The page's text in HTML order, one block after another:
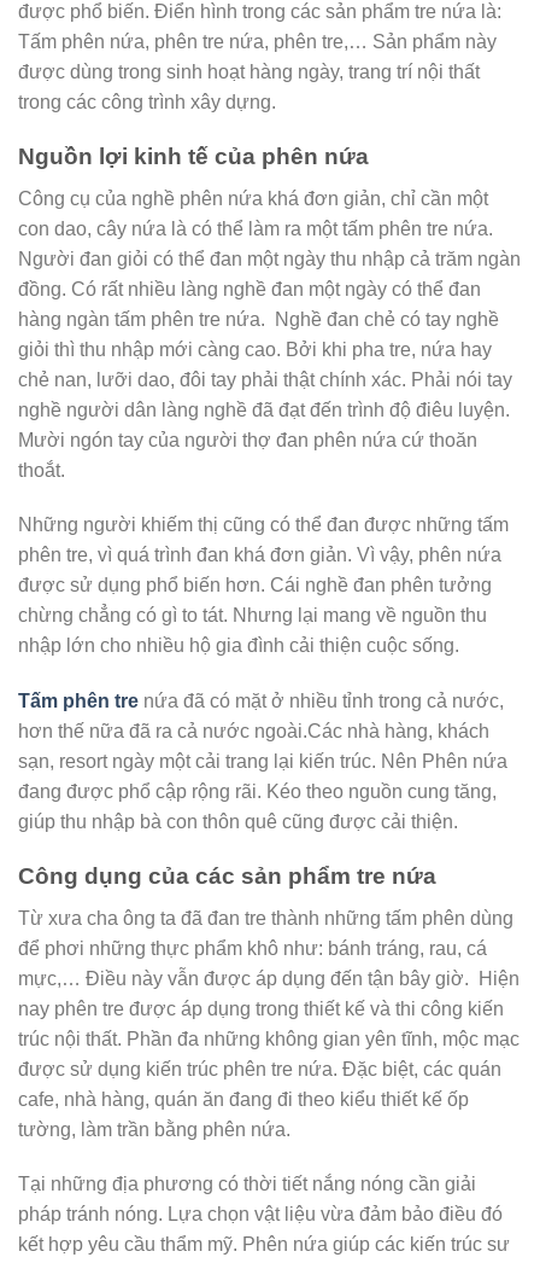
được phổ biến. Điển hình trong các sản phẩm tre nứa là:
Tấm phên nứa, phên tre nứa, phên tre,… Sản phẩm này
được dùng trong sinh hoạt hàng ngày, trang trí nội thất
trong các công trình xây dựng.
Nguồn lợi kinh tế của phên nứa
Công cụ của nghề phên nứa khá đơn giản, chỉ cần một
con dao, cây nứa là có thể làm ra một tấm phên tre nứa.
Người đan giỏi có thể đan một ngày thu nhập cả trăm ngàn
đồng. Có rất nhiều làng nghề đan một ngày có thể đan
hàng ngàn tấm phên tre nứa. Nghề đan chẻ có tay nghề
giỏi thì thu nhập mới càng cao. Bởi khi pha tre, nứa hay
chẻ nan, lưỡi dao, đôi tay phải thật chính xác. Phải nói tay
nghề người dân làng nghề đã đạt đến trình độ điêu luyện.
Mười ngón tay của người thợ đan phên nứa cứ thoăn
thoắt.
Những người khiếm thị cũng có thể đan được những tấm
phên tre, vì quá trình đan khá đơn giản. Vì vậy, phên nứa
được sử dụng phổ biến hơn. Cái nghề đan phên tưởng
chừng chẳng có gì to tát. Nhưng lại mang về nguồn thu
nhập lớn cho nhiều hộ gia đình cải thiện cuộc sống.
Tấm phên tre nứa đã có mặt ở nhiều tỉnh trong cả nước,
hơn thế nữa đã ra cả nước ngoài.Các nhà hàng, khách
sạn, resort ngày một cải trang lại kiến trúc. Nên Phên nứa
đang được phổ cập rộng rãi. Kéo theo nguồn cung tăng,
giúp thu nhập bà con thôn quê cũng được cải thiện.
Công dụng của các sản phẩm tre nứa
Từ xưa cha ông ta đã đan tre thành những tấm phên dùng
để phơi những thực phẩm khô như: bánh tráng, rau, cá
mực,… Điều này vẫn được áp dụng đến tận bây giờ. Hiện
nay phên tre được áp dụng trong thiết kế và thi công kiến
trúc nội thất. Phần đa những không gian yên tĩnh, mộc mạc
được sử dụng kiến trúc phên tre nứa. Đặc biệt, các quán
cafe, nhà hàng, quán ăn đang đi theo kiểu thiết kế ốp
tường, làm trần bằng phên nứa.
Tại những địa phương có thời tiết nắng nóng cần giải
pháp tránh nóng. Lựa chọn vật liệu vừa đảm bảo điều đó
kết hợp yêu cầu thẩm mỹ. Phên nứa giúp các kiến trúc sư